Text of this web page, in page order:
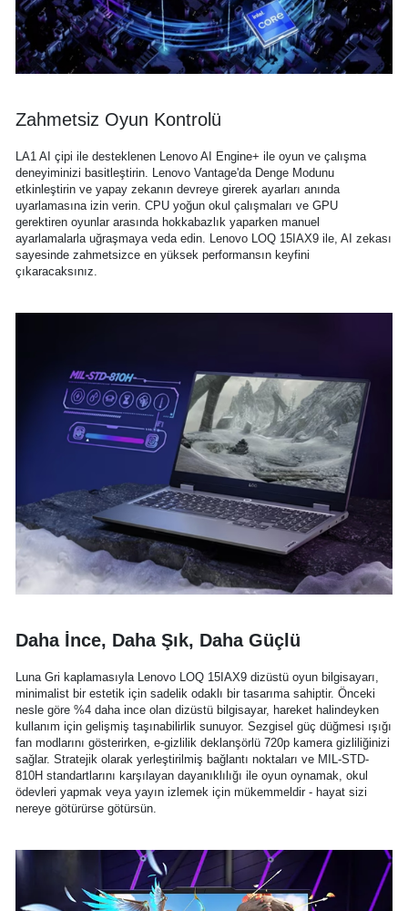
Zahmetsiz Oyun Kontrolü
LA1 AI çipi ile desteklenen Lenovo AI Engine+ ile oyun ve çalışma
deneyiminizi basitleştirin. Lenovo Vantage'da Denge Modunu
etkinleştirin ve yapay zekanın devreye girerek ayarları anında
uyarlamasına izin verin. CPU yoğun okul çalışmaları ve GPU
gerektiren oyunlar arasında hokkabazlık yaparken manuel
ayarlamalarla uğraşmaya veda edin. Lenovo LOQ 15IAX9 ile, AI zekası
sayesinde zahmetsizce en yüksek performansın keyfini
çıkaracaksınız.
Daha İnce, Daha Şık, Daha Güçlü
Luna Gri kaplamasıyla Lenovo LOQ 15IAX9 dizüstü oyun bilgisayarı,
minimalist bir estetik için sadelik odaklı bir tasarıma sahiptir. Önceki
nesle göre %4 daha ince olan dizüstü bilgisayar, hareket halindeyken
kullanım için gelişmiş taşınabilirlik sunuyor. Sezgisel güç düğmesi ışığı
fan modlarını gösterirken, e-gizlilik deklanşörlü 720p kamera gizliliğinizi
sağlar. Stratejik olarak yerleştirilmiş bağlantı noktaları ve MIL-STD-
810H standartlarını karşılayan dayanıklılığı ile oyun oynamak, okul
ödevleri yapmak veya yayın izlemek için mükemmeldir - hayat sizi
nereye götürürse götürsün.